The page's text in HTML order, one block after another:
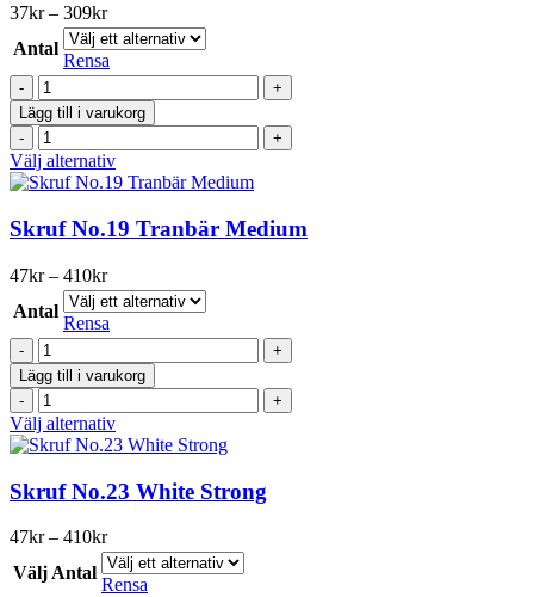
De
olika
väljas
produktsidan
37kr – 309krPrisintervall:
37kr
till
309kr
Antal
Rensa
Knox
Xtra
Stark
White
portion
mängd
Lägg till i varukorg
Knox
Xtra
Stark
portion
mängd
Välj alternativDen
här
har
flera
De
olika
väljas
på
produktsidan
Skruf No.19 Tranbär Medium
47kr – 410krPrisintervall:
47kr
till
410kr
Antal
Rensa
Skruf
No.19
Tranbär
Medium
mängd
Lägg till i varukorg
Skruf
No.19
Tranbär
mängd
Välj alternativDen
här
har
flera
De
olika
Skruf No.23 White Strong
47kr – 410krPrisintervall:
47kr
till
Välj Antal
Rensa